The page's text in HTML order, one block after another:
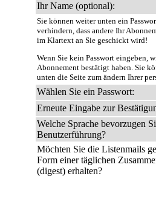
Ihr Name (optional):
Sie können weiter unten ein
verhindern, dass andere Ihr
im Klartext an Sie geschickt wird!
Wenn Sie kein Passwort eingeben,
Abonnement bestätigt haben. Sie
unten die Seite zum ändern Ihrer
Wählen Sie ein Passwort:
Erneute Eingabe zur
Welche Sprache bevorzugen
Benutzerführung?
Möchten Sie die Listenmails
Form einer täglichen
(digest) erhalten?